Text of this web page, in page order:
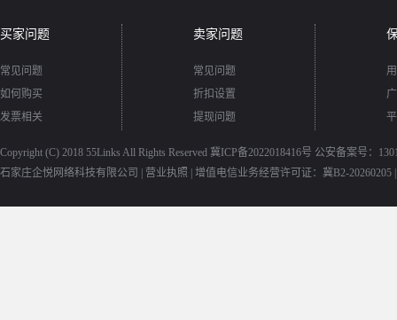
买家问题
常见问题
如何购买
发票相关
卖家问题
常见问题
折扣设置
提现问题
Copyright (C) 2018 55Links All Rights Reserved 冀ICP备2022018416号 公安备案号：
石家庄企悦网络科技有限公司 | 营业执照 增值电信业务经营许可证：冀B2-20260205